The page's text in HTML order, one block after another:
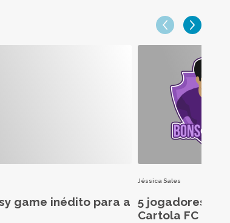
game inédito para a
Jéssica Sales
5 jogadores
Cartola FC 2026